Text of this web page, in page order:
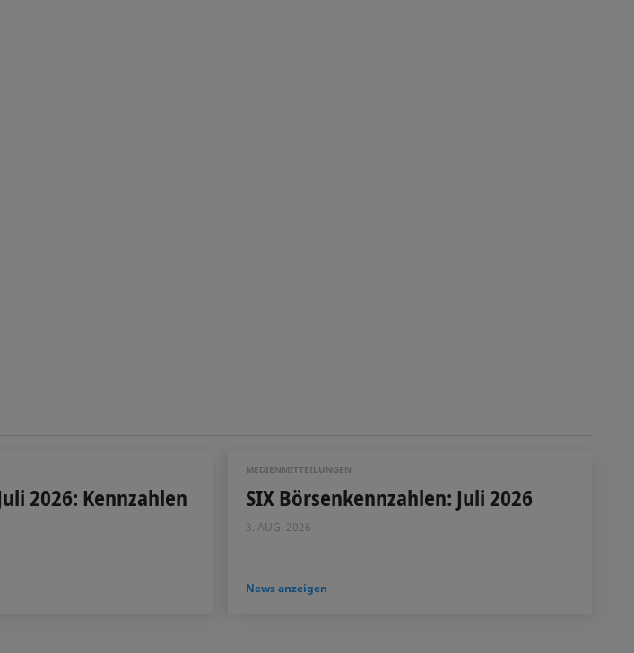
2026: Kennzahlen
MEDIENMITTEILUNGEN
SIX Börsenkennzahlen: Juli 2026
3. AUG. 2026
News anzeigen